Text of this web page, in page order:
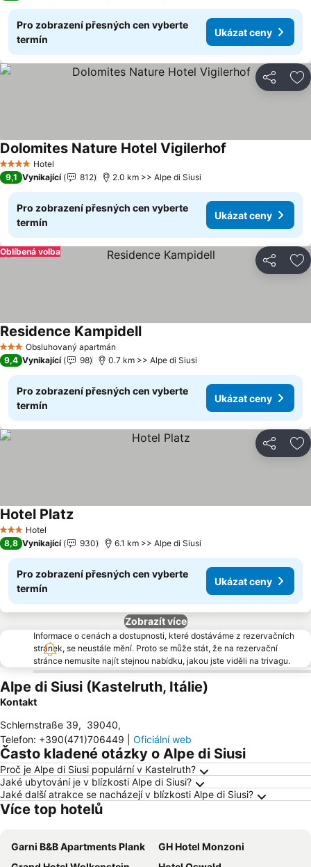
Pro zobrazení přesných cen vyberte
termín
Ukázat ceny
Sdílet
4 Počet hvězdiček
Hotel
Dolomites Nature Hotel Vigilerhof
9,1 Vynikající 812 2.0 km >> Alpe di Siusi
Pro zobrazení přesných cen vyberte
termín
Ukázat ceny
Sdílet
Oblíbená volba
3 Počet hvězdiček
Obsluhovaný apartmán
Residence Kampidell
9,4 Vynikající 98 0.7 km >> Alpe di Siusi
Pro zobrazení přesných cen vyberte
termín
Ukázat ceny
Sdílet
3 Počet hvězdiček
Hotel
Hotel Platz
8,8 Vynikající 930 6.1 km >> Alpe di Siusi
Pro zobrazení přesných cen vyberte
termín
Ukázat ceny
Zobrazít více
Informace o cenách a dostupnosti, které dostáváme z rezervačních
stránek, se neustále mění. Proto se může stát, že na rezervační
stránce nemusíte najít stejnou nabídku, jakou jste viděli na trivagu.
Alpe di Siusi (Kastelruth, Itálie)
Kontakt
Schlernstraße 39, 39040,
Telefon: +390(471)706449 Oficiální web
Často kladené otázky o Alpe di Siusi
Proč je Alpe di Siusi populární v Kastelruth?
Jaké ubytování je v blízkosti Alpe di Siusi?
Jaké další atrakce se nacházejí v blízkosti Alpe di Siusi?
Více top hotelů
Garni B&B Apartments Plank
GH Hotel Monzoni